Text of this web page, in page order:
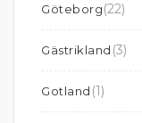
Göteborg(22)
Gästrikland (3)
Gotland (1)